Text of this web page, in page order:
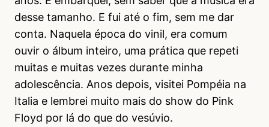
desse tamanho. E fui até o fim, sem me dar
conta. Naquela época do vinil, era comum
ouvir o álbum inteiro, uma prática que repeti
muitas e muitas vezes durante minha
adolescência. Anos depois, visitei Pompéia na
Italia e lembrei muito mais do show do Pink
Floyd por lá do que do vesúvio.